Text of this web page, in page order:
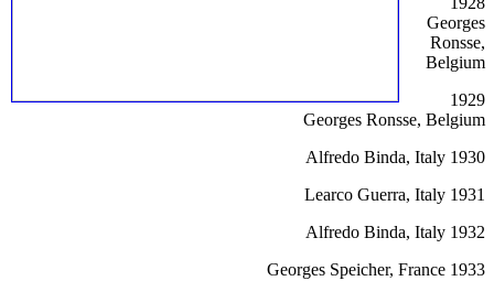
Georges
Ronsse,
Belgium
1929
Georges Ronsse, Belgium
1930 Alfredo Binda, Italy
1931 Learco Guerra, Italy
1932 Alfredo Binda, Italy
1933 Georges Speicher, France